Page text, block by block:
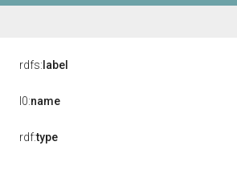
rdfs: label
l0:name
rdf:type